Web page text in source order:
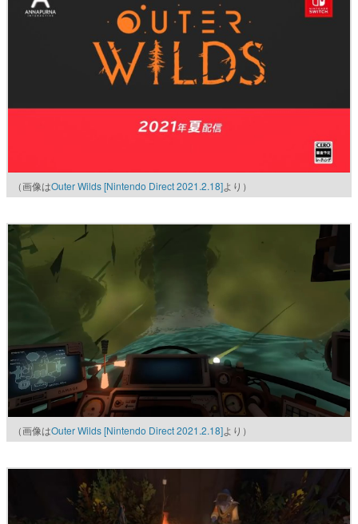
（画像はOuter Wilds [Nintendo Direct 2021.2.18]より）
（画像はOuter Wilds [Nintendo Direct 2021.2.18]より）